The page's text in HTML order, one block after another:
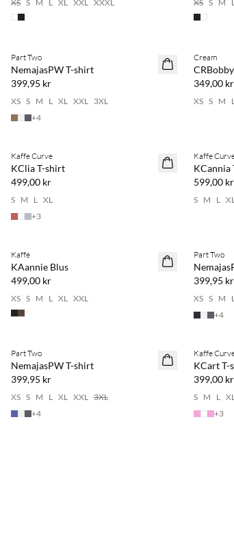
XS S M L XL XXL XXXL XS S M
NYHET
Part Two
NemajasPW T-shirt
399,95 kr
XS S M L XL XXL 3XL
+4
NYHET
Cream
349,00 kr
XS S M
NYHET
Kaffe Curve
KClia T-shirt
499,00 kr
S M L XL
+3
NYHET
Kaffe
KCannia
599,00 kr
S M L
NYHET
Kaffe
KAannie Blus
499,00 kr
XS S M L XL XXL
NYHET
Part Two
399,95 kr
XS S M
+4
NYHET
Part Two
NemajasPW T-shirt
399,95 kr
XS S M L XL XXL 3XL
+4
NYHET
Kaffe
KCart T-
399,00 kr
S M L
+3